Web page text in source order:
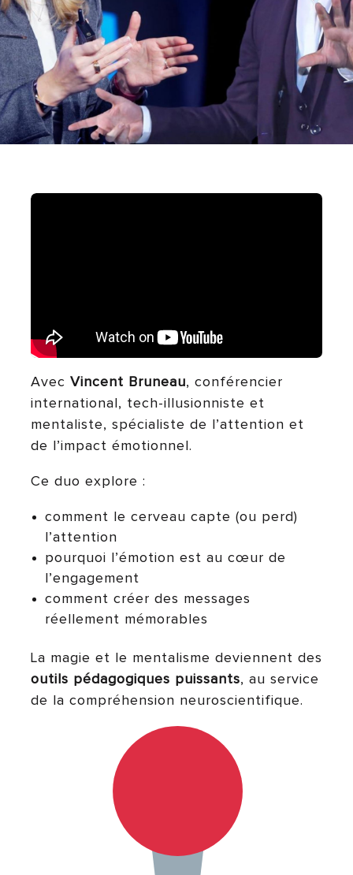
Avec Vincent Bruneau, conférencier
international, tech-illusionniste et
mentaliste, spécialiste de l’attention et
de l’impact émotionnel.
Ce duo explore :
comment le cerveau capte (ou perd)
l’attention
pourquoi l’émotion est au cœur de
l’engagement
comment créer des messages
réellement mémorables
La magie et le mentalisme deviennent des
outils pédagogiques puissants, au service
de la compréhension neuroscientifique.